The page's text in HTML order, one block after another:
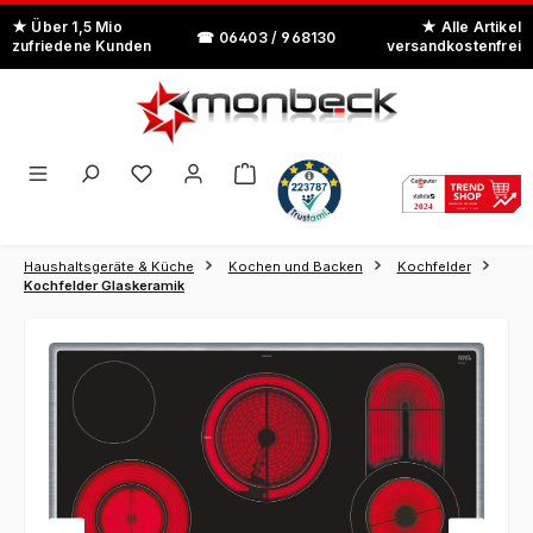
Zum Hauptinhalt springen
Haushaltsgeräte & Küche Kochen und Backen
Kochfelder
Kochfelder Glaskeramik
Bildergalerie überspringen